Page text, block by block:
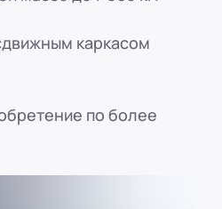
каркасом
по более